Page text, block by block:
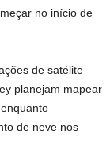
no início de
de satélite
planejam mapear
de neve nos